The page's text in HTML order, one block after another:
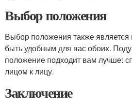
Выбор положения
Выбор положения также
быть удобным для вас обоих.
положение подходит вам лучше:
лицом к лицу.
Заключение